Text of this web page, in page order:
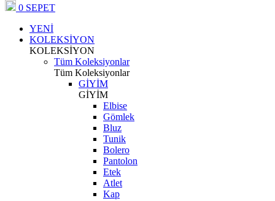
0 SEPET
YENİ
KOLEKSİYON
KOLEKSİYON
Tüm Koleksiyonlar
Tüm Koleksiyonlar
GİYİM
GİYİM
Elbise
Gömlek
Bluz
Tunik
Bolero
Pantolon
Etek
Atlet
Kap